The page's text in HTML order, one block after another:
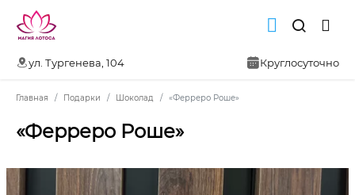
ул. Тургенева, 104 Круглосуточно
Главная Подарки Шоколад «Ферреро Роше»
«Ферреро Роше»